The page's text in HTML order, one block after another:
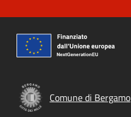
Comune di Bergamo